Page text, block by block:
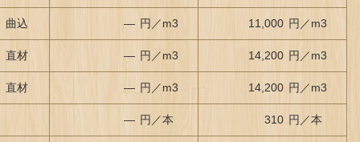
曲込 — 円／m3 11,000 円／m3
直材 — 円／m3 14,200 円／m3
直材 — 円／m3 14,200 円／m3
— 円／本 310 円／本